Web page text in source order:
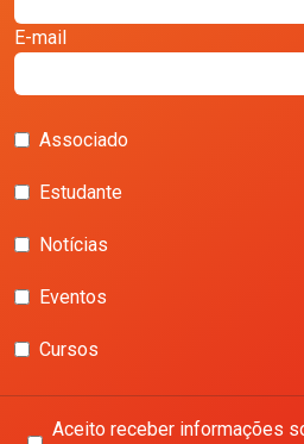
E-mail
Associado
Estudante
Notícias
Eventos
Cursos
Aceito receber informações